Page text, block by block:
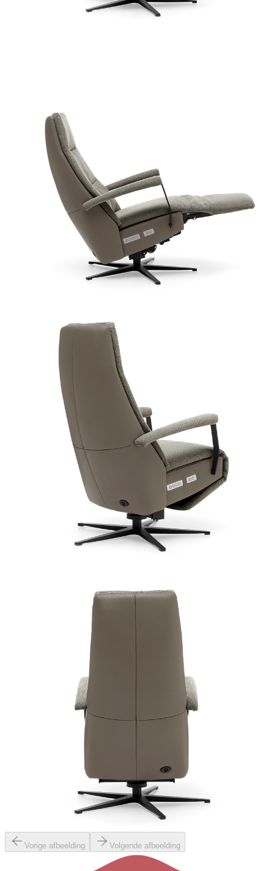
Vorige afbeelding Volgende afbeelding